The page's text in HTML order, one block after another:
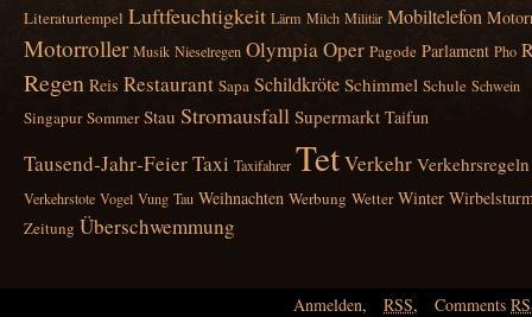
Literaturtempel Luftfeuchtigkeit Lärm Milch Militär Mobiltelefon
Motorroller Musik Nieselregen OlympiaOper Pagode Parlament Pho
Regen Reis Restaurant Sapa Schildkröte Schimmel Schule Schwein
Singapur Sommer Stau Stromausfall Supermarkt Taifun
Tausend‑Jahr‑FeierTaxi Taxifahrer TetVerkehr Verkehrsregeln
Verkehrstote Vogel Vung Tau Weihnachten Werbung Wetter Winter
Zeitung Überschwemmung
Anmelden, RSS, Comments